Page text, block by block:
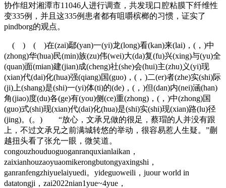
协作组对湘潭市11046人进行调查，共发现口腔粘膜下纤维性
变335例，并且这335例患者都有咀嚼槟榔的习惯，证实了
pindborg的观点。
( ) ( )在(zai)鄢(yan)一(yi)龙(long)看(kan)来(lai)，(，)中
(zhong)华(hua)民(min)族(zu)伟(wei)大(da)复(fu)兴(xing)与(yu)全
(quan)面(mian)建(jian)成(cheng)社(she)会(hui)主(zhu)义(yi)现
(xian)代(dai)化(hua)强(qiang)国(guo)，(，)二(er)者(zhe)实(shi)际
(ji)上(shang)是(shi)一(yi)体(ti)的(de)，(，)但(dan)内(nei)涵(han)
角(jiao)度(du)各(ge)有(you)侧(ce)重(zhong)，(，)中(zhong)国
(guo)式(shi)现(xian)代(dai)化(hua)是(shi)实(shi)现(xian)路(lu)径
(jing)。(。) “放心，文承兄做的很足，蔡瑁的人并没有跟
上，不过文承兄之前满城转悠的举动，很容易惹人生疑。”蒯
越扭头看了张允一眼，微笑道。
congouzhouduoguoganranquxianlaikan，
zaixianhouzaoyuaomikerongbutongyaxingshi，
ganranfengzhiyuelaiyuedi。yideguoweili，juour world in
datatongji，zai2022nian1yue~4yue，